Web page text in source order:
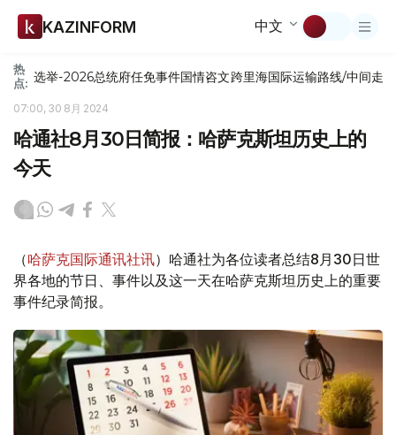
KAZINFORM 中文
热
点: 选举-2026总统府任免事件国情咨文跨里海国际运输路线/中间走廊
07:00, 30 8月 2024
哈通社8月30日简报：哈萨克斯坦历史上的
今天
（哈萨克国际通讯社讯）哈通社为各位读者总结8月30日世
界各地的节日、事件以及这一天在哈萨克斯坦历史上的重要
事件纪录简报。